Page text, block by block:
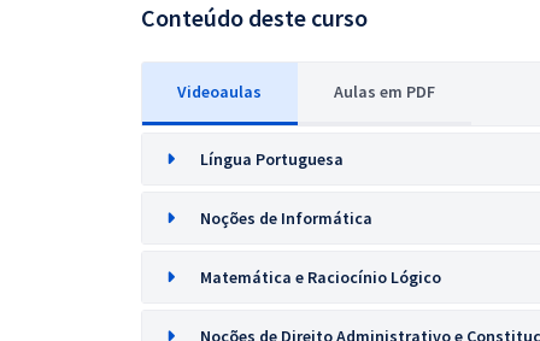
Conteúdo deste curso
Videoaulas Aulas em PDF
Língua Portuguesa
Noções de Informática
Matemática e Raciocínio Lógico
Noções de Direito Administrativo e